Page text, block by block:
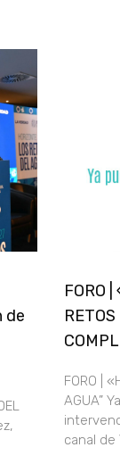
de
FORO
FORO |
AGUA”
canal